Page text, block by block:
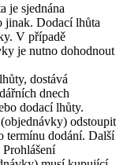
je sjednána
jinak. Dodací lhůta
V případě
je nutno dohodnout
dostává
dnech
dodací lhůty.
odstoupit
termínu dodání. Další